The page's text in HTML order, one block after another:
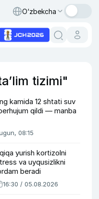
O‘zbekcha
tizimi"
kamida 12 shtati suv
qildi — manba
08:15
yurish kortizolni
va uyqusizlikni
beradi
16:30 / 05.08.2026